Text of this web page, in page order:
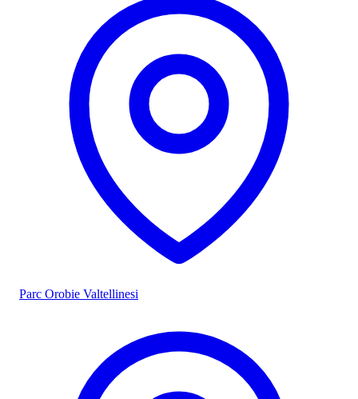
Parc Orobie Valtellinesi